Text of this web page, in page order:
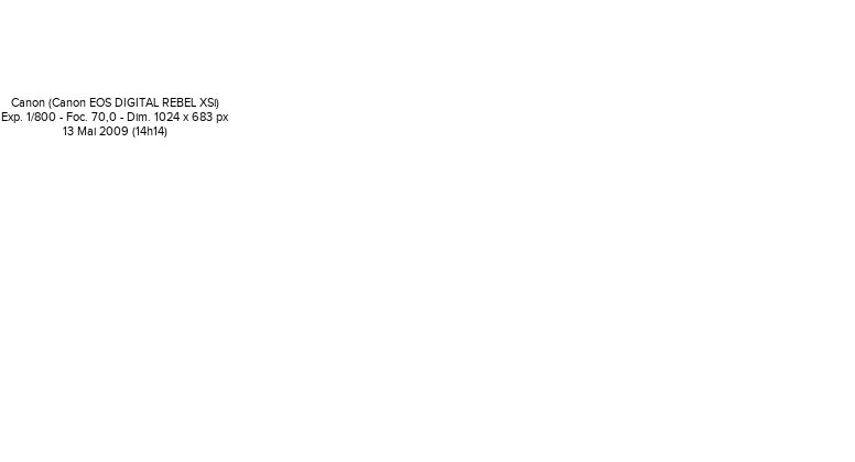
Canon (Canon EOS DIGITAL REBEL XSi)
Exp. 1/800 - Foc. 70,0 - Dim. 1024 x 683 px
13 Mai 2009 (14h14)